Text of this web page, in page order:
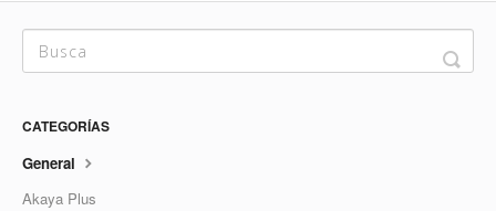
CATEGORÍAS
General
Akaya Plus